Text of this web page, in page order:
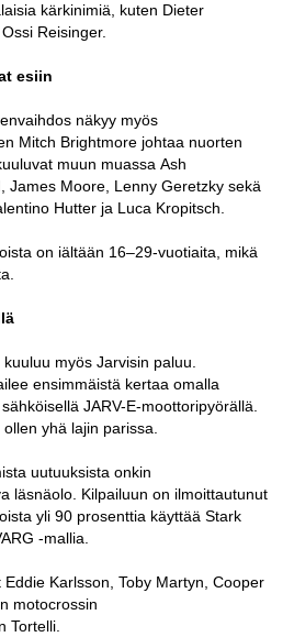
kärkinimiä, kuten Dieter
Reisinger.
esiin
näkyy myös
Mitch Brightmore johtaa nuorten
muun muassa Ash
James Moore, Lenny Geretzky sekä
Hutter ja Luca Kropitsch.
on iältään 16–29-vuotiaita, mikä
myös Jarvisin paluu.
ensimmäistä kertaa omalla
JARV-E-moottoripyörällä.
yhä lajin parissa.
uutuuksista onkin
läsnäolo. Kilpailuun on ilmoittautunut
yli 90 prosenttia käyttää Stark
-mallia.
Karlsson, Toby Martyn, Cooper
motocrossin
Tortelli.